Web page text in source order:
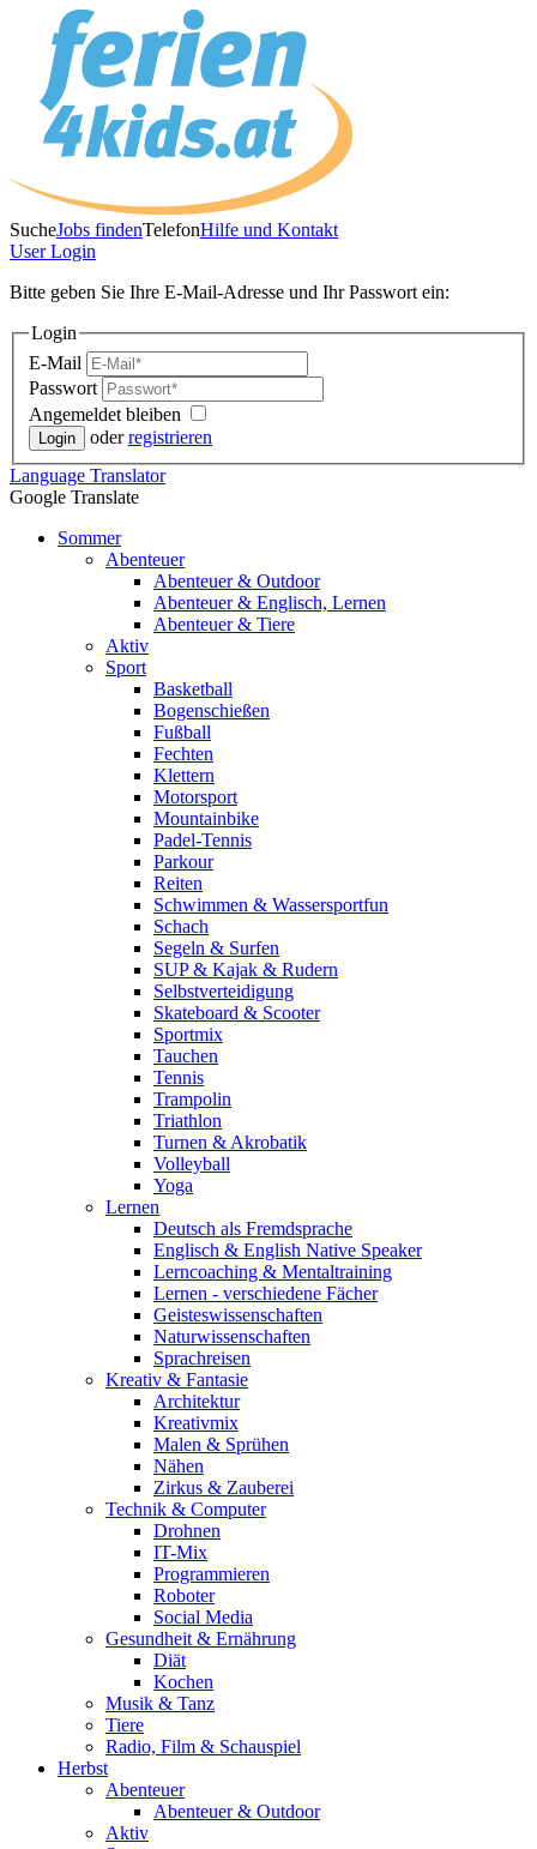
SucheJobs findenTelefonHilfe und Kontakt
UserLogin
Bitte geben Sie Ihre E-Mail-Adresse und Ihr Passwort ein:
Login
E-Mail
Passwort
Angemeldet bleiben
oderregistrieren
Language Translator
Google Translate
Sommer
Abenteuer
Abenteuer & Outdoor
Abenteuer & Englisch, Lernen
Abenteuer & Tiere
Aktiv
Sport
Basketball
Bogenschießen
Fußball
Fechten
Klettern
Motorsport
Mountainbike
Padel-Tennis
Parkour
Reiten
Schwimmen & Wassersportfun
Schach
Segeln & Surfen
SUP & Kajak & Rudern
Selbstverteidigung
Skateboard & Scooter
Sportmix
Tauchen
Tennis
Trampolin
Triathlon
Turnen & Akrobatik
Volleyball
Yoga
Lernen
Deutsch als Fremdsprache
Englisch & English Native Speaker
Lerncoaching & Mentaltraining
Lernen - verschiedene Fächer
Geisteswissenschaften
Naturwissenschaften
Sprachreisen
Kreativ & Fantasie
Architektur
Kreativmix
Malen & Sprühen
Nähen
Zirkus & Zauberei
Technik & Computer
Drohnen
IT-Mix
Programmieren
Roboter
Social Media
Gesundheit & Ernährung
Diät
Kochen
Musik & Tanz
Tiere
Radio, Film & Schauspiel
Herbst
Abenteuer
Abenteuer & Outdoor
Aktiv